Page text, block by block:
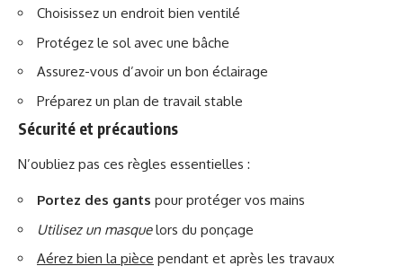
Choisissez un endroit bien ventilé
Protégez le sol avec une bâche
Assurez-vous d’avoir un bon éclairage
Préparez un plan de travail stable
Sécurité et précautions
N’oubliez pas ces règles essentielles :
Portez des gants pour protéger vos mains
Utilisez un masquelors du ponçage
Aérez bien la pièce pendant et après les travaux